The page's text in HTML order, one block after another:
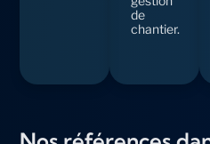
de
chantier.